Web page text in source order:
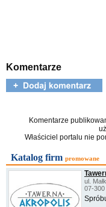
Komentarze
Komentarze
Właściciel portalu nie
Katalog firm promowane
ul.
07-